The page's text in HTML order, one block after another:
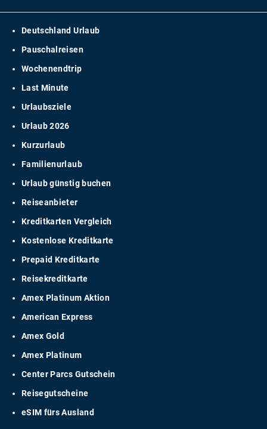
Deutschland Urlaub
Pauschalreisen
Wochenendtrip
Last Minute
Urlaubsziele
Urlaub 2026
Kurzurlaub
Familienurlaub
Urlaub günstig buchen
Reiseanbieter
Kreditkarten Vergleich
Kostenlose Kreditkarte
Prepaid Kreditkarte
Reisekreditkarte
Amex Platinum Aktion
American Express
Amex Gold
Amex Platinum
Center Parcs Gutschein
Reisegutscheine
eSIM fürs Ausland